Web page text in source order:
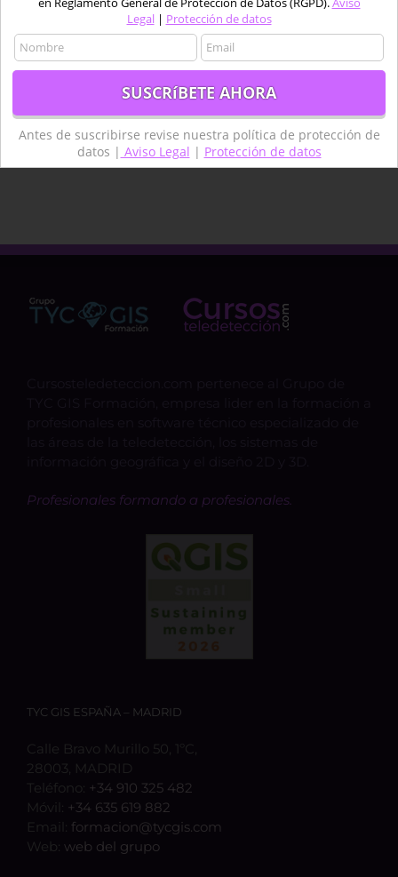
Pix4D procesado Python
Satélite Satélites sentinel SIG software
Teledetección
Teledetección agua termongrafía topografía
técnico
Profesionales formando a profesionales.
TYC GIS ESPAÑA – MADRID
Calle Bravo Murillo 50, 1ºC,
28003, MADRID
Teléfono: +34 910 325 482
Móvil: +34 635 619 882
Email: formacion@tycgis.com
Web: web del grupo
Legal| Protección de datos
Antes de suscribirse revise nuestra política de protección de
datos | Aviso Legal | Protección de datos